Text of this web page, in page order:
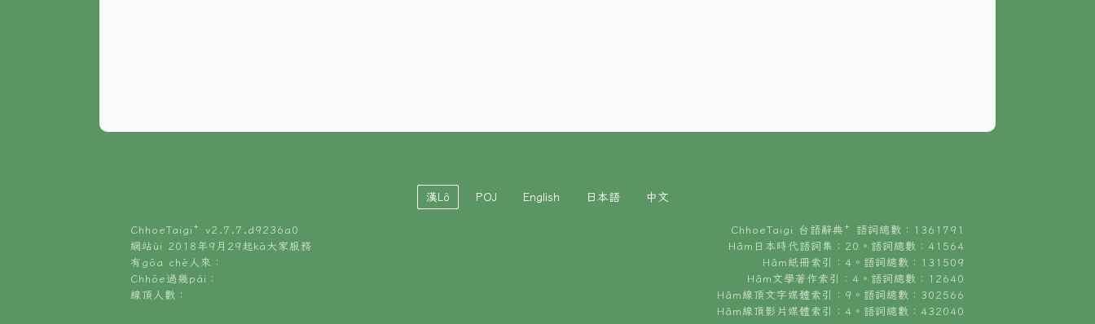
漢Lô POJ English 日本語 中文
ChhoeTaigi⁺ v2.7.7.d9236a0
網站ùi 2018年9月29起kā大家服務
有gōa chē人來：
Chhōe過幾pái：
線頂人數：
ChhoeTaigi 台語辭典⁺ 語詞總數：1361791
Hâm日本時代語詞集：20。語詞總數：41564
Hâm紙冊索引：4。語詞總數：131509
Hâm文學著作索引：4。語詞總數：12640
Hâm線頂文字媒體索引：9。語詞總數：302566
Hâm線頂影片媒體索引：4。語詞總數：432040